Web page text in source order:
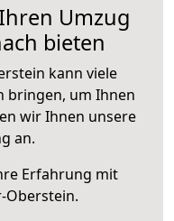
Umzug
bieten
kann viele
bringen, um Ihnen
wir Ihnen unsere
an.
Erfahrung mit
Oberstein.